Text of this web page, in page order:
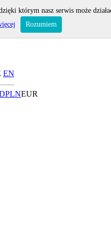
EN
PLNEUR
którym nasz serwis może
Rozumiem